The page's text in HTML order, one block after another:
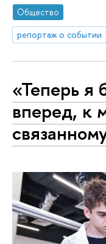
Общество
репортаж о событии
«Теперь я
вперед, к